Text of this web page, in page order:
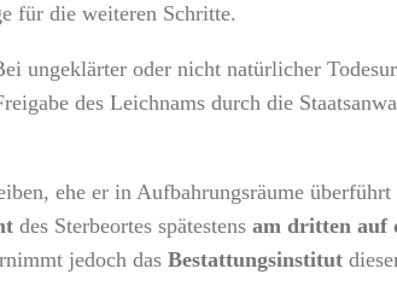
für die weiteren Schritte.
ungeklärter oder nicht natürlicher
des Leichnams durch die
ehe er in Aufbahrungsräume überführt
des Sterbeortes spätestens am dritten auf
jedoch das Bestattungsinstitut